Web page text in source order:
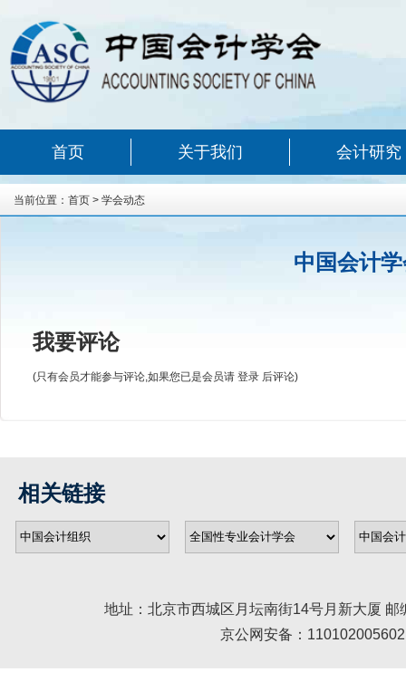
首页 关于我们 会计研究
当前位置： 首页 > 学会动态
中国会计
我要评论
(只有会员才能参与评论,如果您已是会员请 登录 后评论)
相关链接
地址：北京市西城区月坛南街14号月新大厦
京公网安备：